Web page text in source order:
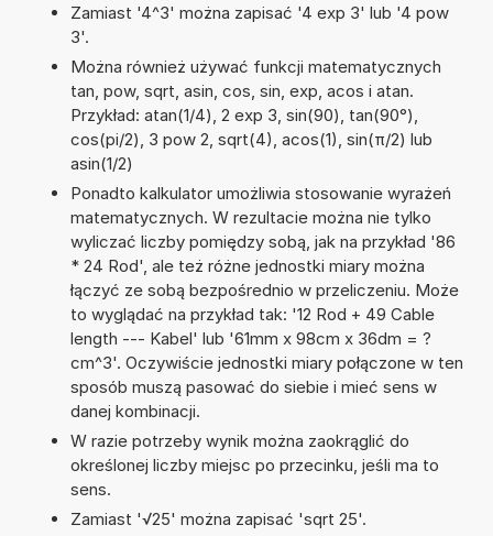
Zamiast '4^3' można zapisać '4 exp 3' lub '4 pow
3'.
Można również używać funkcji matematycznych
tan, pow, sqrt, asin, cos, sin, exp, acos i atan.
Przykład: atan(1/4), 2 exp 3, sin(90), tan(90°),
cos(pi/2), 3 pow 2, sqrt(4), acos(1), sin(π/2) lub
asin(1/2)
Ponadto kalkulator umożliwia stosowanie wyrażeń
matematycznych. W rezultacie można nie tylko
wyliczać liczby pomiędzy sobą, jak na przykład '86
* 24 Rod', ale też różne jednostki miary można
łączyć ze sobą bezpośrednio w przeliczeniu. Może
to wyglądać na przykład tak: '12 Rod + 49 Cable
length --- Kabel' lub '61mm x 98cm x 36dm = ?
cm^3'. Oczywiście jednostki miary połączone w ten
sposób muszą pasować do siebie i mieć sens w
danej kombinacji.
W razie potrzeby wynik można zaokrąglić do
określonej liczby miejsc po przecinku, jeśli ma to
sens.
Zamiast '√25' można zapisać 'sqrt 25'.